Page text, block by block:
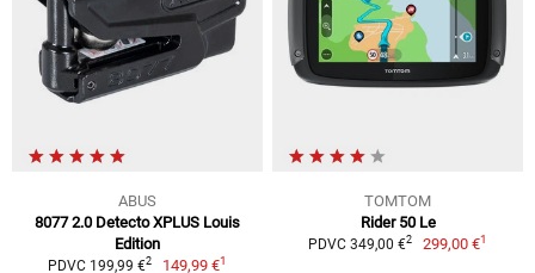
ABUS
8077 2.0 Detecto XPLUS Louis
Edition
PDVC 199,99 €2 149,99 €1
TOMTOM
Rider 50 Le
PDVC 349,00 €2 299,00 €1